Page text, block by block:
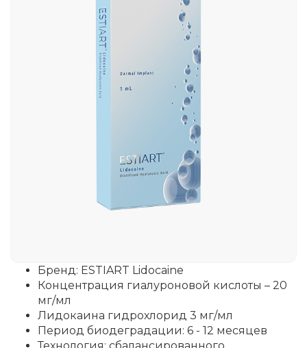
Бренд: ESTIART Lidocaine
Концентрация гиалуроновой кислоты – 20
мг/мл
Лидокаина гидрохлорид 3 мг/мл
Период биодеградации: 6 - 12 месяцев
Технология: сбалансированного